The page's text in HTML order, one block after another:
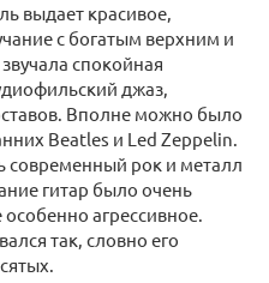
выдает красивое,
с богатым верхним и
спокойная
джаз,
Вполне можно было
Beatles и Led Zeppelin.
современный рок и металл
гитар было очень
особенно агрессивное.
так, словно его